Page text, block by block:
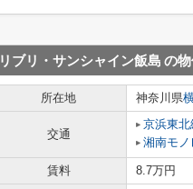
リブリ・サンシャイン飯島 の
所在地 神奈川県
交通
京浜東北
湘南モノ
賃料 8.7万円